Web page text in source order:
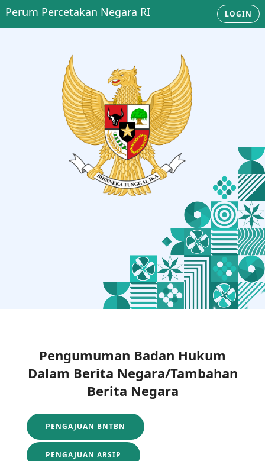
Perum Percetakan Negara RI LOGIN
Pengumuman Badan Hukum
Dalam Berita Negara/Tambahan
Berita Negara
PENGAJUAN BNTBN
PENGAJUAN ARSIP